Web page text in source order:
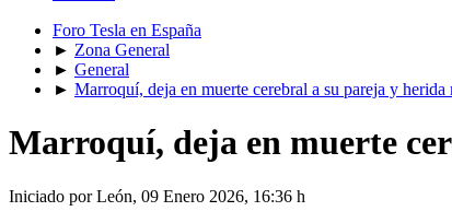
Foro Tesla en España
► Zona General
► General
► Marroquí, deja en muerte cerebral a su pareja y herida
Marroquí, deja en muerte
Iniciado por León, 09 Enero 2026, 16:36 h